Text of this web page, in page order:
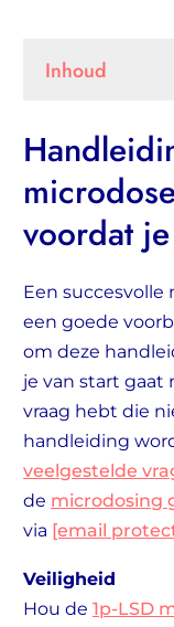
Inhoud
voordat
Een
een goede
om deze
je van start gaat
vraag hebt die
handleiding
veelgestelde
de microdosing
via [email
Veiligheid
Hou de 1p-LSD